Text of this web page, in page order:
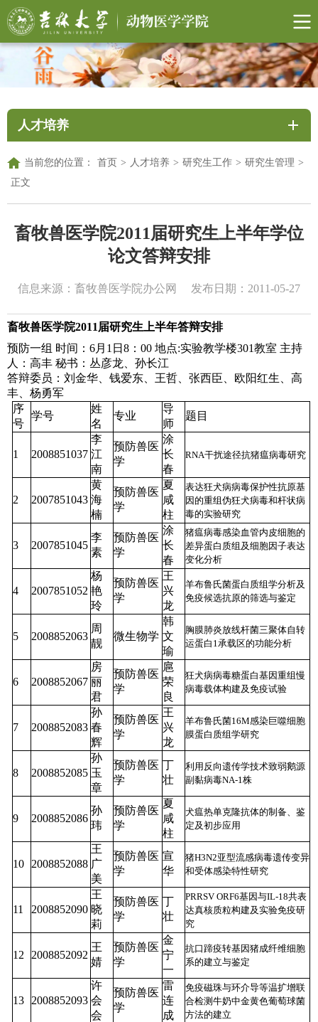
人才培养
当前您的位置： 首页 > 人才培养 > 研究生工作 > 研究生管理 >
正文
畜牧兽医学院2011届研究生上半年学位
论文答辩安排
信息来源：畜牧兽医学院办公网 发布日期：2011-05-27
畜牧兽医学院2011届研究生上半年答辩安排
预防一组 时间：6月1日8：00 地点:实验教学楼301教室 主持
人：高丰 秘书：丛彦龙、孙长江
答辩委员：刘金华、钱爱东、王哲、张西臣、欧阳红生、高
丰、杨勇军
序
号
学号
姓
名
专业
导
师
题目
1 2008851037
李
江
南
预防兽医
学
涂
长
春
RNA干扰途径抗猪瘟病毒研究
2 2007851043
黄
海
楠
预防兽医
学
夏
咸
柱
表达狂犬病病毒保护性抗原基
因的重组伪狂犬病毒和杆状病
毒的实验研究
3 2007851045
李
素
预防兽医
学
涂
长
春
猪瘟病毒感染血管内皮细胞的
差异蛋白质组及细胞因子表达
变化分析
4 2007851052
杨
艳
玲
预防兽医
学
王
兴
龙
羊布鲁氏菌蛋白质组学分析及
免疫候选抗原的筛选与鉴定
5 2008852063
周
靓
微生物学
韩
文
瑜
胸膜肺炎放线杆菌三聚体自转
运蛋白1承载区的功能分析
6 2008852067
房
丽
君
预防兽医
学
扈
荣
良
狂犬病病毒糖蛋白基因重组慢
病毒载体构建及免疫试验
7 2008852083
孙
春
辉
预防兽医
学
王
兴
龙
羊布鲁氏菌16M感染巨噬细胞
膜蛋白质组学研究
8 2008852085
孙
玉
章
预防兽医
学
丁
壮
利用反向遗传学技术致弱鹅源
副黏病毒NA-1株
9 2008852086
孙
玮
预防兽医
学
夏
咸
柱
犬瘟热单克隆抗体的制备、鉴
定及初步应用
10 2008852088
王
广
美
预防兽医
学
宣
华
猪H3N2亚型流感病毒遗传变异
和受体感染特性研究
11 2008852090
王
晓
莉
预防兽医
学
丁
壮
PRRSV ORF6基因与IL-18共表
达真核质粒构建及实验免疫研
究
12 2008852092
王
婧
预防兽医
学
金
宁
一
抗口蹄疫转基因猪成纤维细胞
系的建立与鉴定
13 2008852093
许
会
会
预防兽医
学
雷
连
成
免疫磁珠与环介导等温扩增联
合检测牛奶中金黄色葡萄球菌
方法的建立